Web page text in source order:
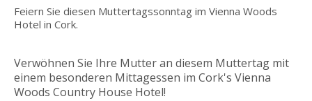
Feiern Sie diesen Muttertagssonntag im Vienna Woods
Hotel in Cork.
Verwöhnen Sie Ihre Mutter an diesem Muttertag mit
einem besonderen Mittagessen im Cork's Vienna
Woods Country House Hotel!